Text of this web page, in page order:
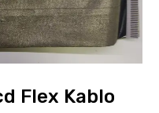
Flex Kablo